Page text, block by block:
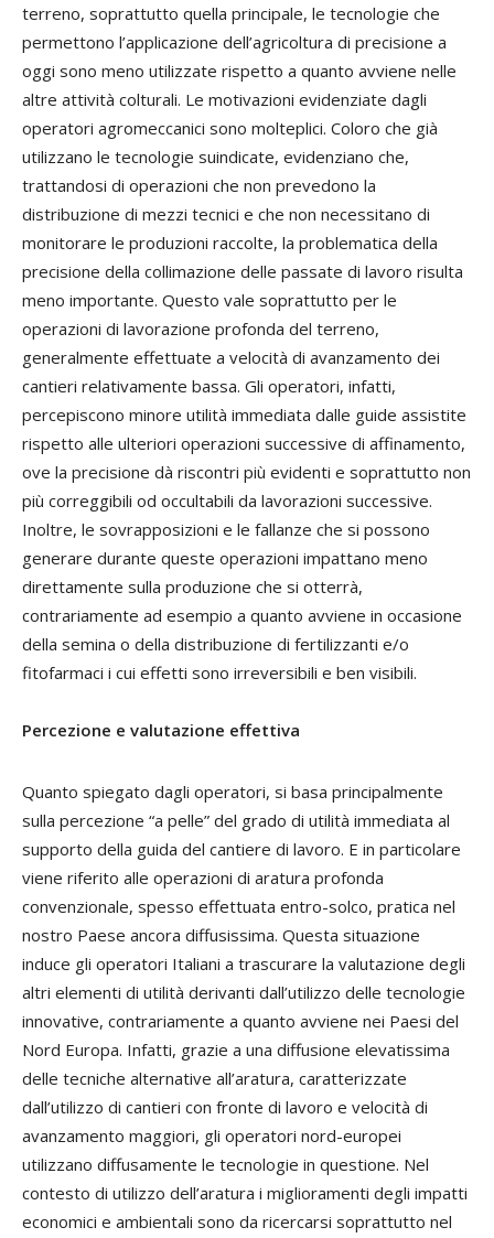
terreno, soprattutto quella principale, le tecnologie che
permettono l’applicazione dell’agricoltura di precisione a
oggi sono meno utilizzate rispetto a quanto avviene nelle
altre attività colturali. Le motivazioni evidenziate dagli
operatori agromeccanici sono molteplici. Coloro che già
utilizzano le tecnologie suindicate, evidenziano che,
trattandosi di operazioni che non prevedono la
distribuzione di mezzi tecnici e che non necessitano di
monitorare le produzioni raccolte, la problematica della
precisione della collimazione delle passate di lavoro risulta
meno importante. Questo vale soprattutto per le
operazioni di lavorazione profonda del terreno,
generalmente effettuate a velocità di avanzamento dei
cantieri relativamente bassa. Gli operatori, infatti,
percepiscono minore utilità immediata dalle guide assistite
rispetto alle ulteriori operazioni successive di affinamento,
ove la precisione dà riscontri più evidenti e soprattutto non
più correggibili od occultabili da lavorazioni successive.
Inoltre, le sovrapposizioni e le fallanze che si possono
generare durante queste operazioni impattano meno
direttamente sulla produzione che si otterrà,
contrariamente ad esempio a quanto avviene in occasione
della semina o della distribuzione di fertilizzanti e/o
fitofarmaci i cui effetti sono irreversibili e ben visibili.
Percezione e valutazione effettiva
Quanto spiegato dagli operatori, si basa principalmente
sulla percezione “a pelle” del grado di utilità immediata al
supporto della guida del cantiere di lavoro. E in particolare
viene riferito alle operazioni di aratura profonda
convenzionale, spesso effettuata entro-solco, pratica nel
nostro Paese ancora diffusissima. Questa situazione
induce gli operatori Italiani a trascurare la valutazione degli
altri elementi di utilità derivanti dall’utilizzo delle tecnologie
innovative, contrariamente a quanto avviene nei Paesi del
Nord Europa. Infatti, grazie a una diffusione elevatissima
delle tecniche alternative all’aratura, caratterizzate
dall’utilizzo di cantieri con fronte di lavoro e velocità di
avanzamento maggiori, gli operatori nord-europei
utilizzano diffusamente le tecnologie in questione. Nel
contesto di utilizzo dell’aratura i miglioramenti degli impatti
economici e ambientali sono da ricercarsi soprattutto nel